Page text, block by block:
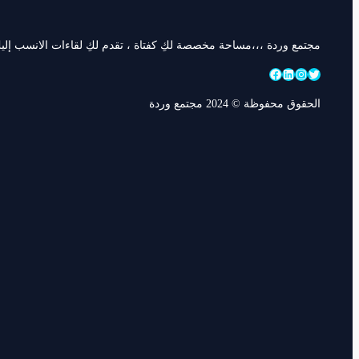
مجتمع وردة ،،،مساحة مخصصة لكِ كفتاة ، تقدم لكِ لقاءات الانسب
تويتر إنستجرام لينكد إن فيسبوك
الحقوق محفوظة © 2024 مجتمع وردة